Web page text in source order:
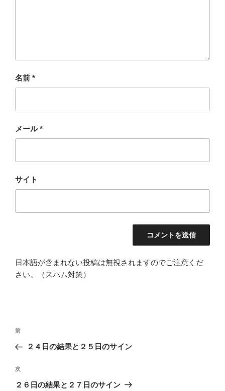
名前 *
メール*
サイト
日本語が含まれない投稿は無視されますのでご注意くだ
さい。（スパム対策）
投
ビ
ゲ
過
去
投
稿
前
２４日の結果と２５日のサイン
次
の
次
２６日の結果と２７日のサイン